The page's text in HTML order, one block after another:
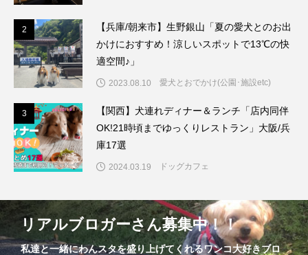
2
【兵庫/朝来市】生野銀山「夏の愛犬とのお出
かけにおすすめ！涼しいスポットで13℃の快
適空間♪」
2023.08.10 愛犬とおでかけ(公園･施設etc)
3
【関西】犬連れディナー＆ランチ「店内同伴
OK!21時頃までゆっくりレストラン」大阪/兵
庫17選
2024.03.19 ドッグカフェ
リアルブロガーさん募集中！！
私達と一緒にわんスタを盛り上げてくれるワンコ大好きブロ